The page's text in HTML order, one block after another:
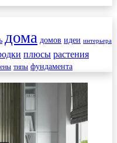
дома домов идеи интерьера
плюсы растения
типы фундамента